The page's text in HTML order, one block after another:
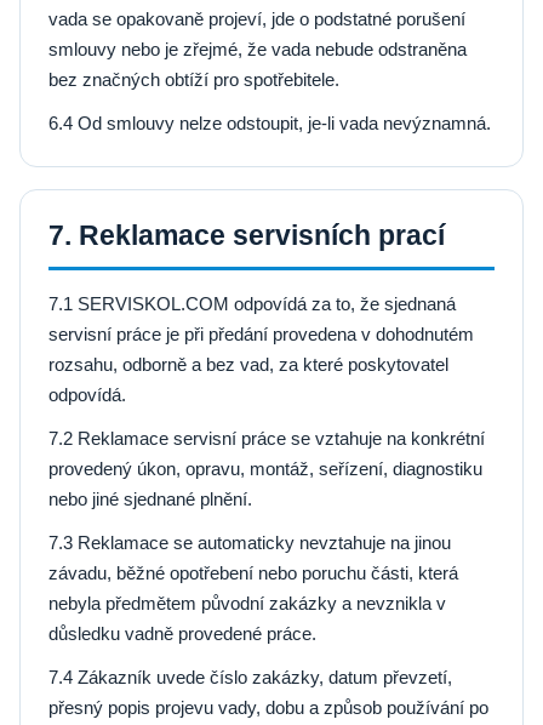
vada se opakovaně projeví, jde o podstatné porušení
smlouvy nebo je zřejmé, že vada nebude odstraněna
bez značných obtíží pro spotřebitele.
6.4 Od smlouvy nelze odstoupit, je-li vada nevýznamná.
7. Reklamace servisních prací
7.1 SERVISKOL.COM odpovídá za to, že sjednaná
servisní práce je při předání provedena v dohodnutém
rozsahu, odborně a bez vad, za které poskytovatel
odpovídá.
7.2 Reklamace servisní práce se vztahuje na konkrétní
provedený úkon, opravu, montáž, seřízení, diagnostiku
nebo jiné sjednané plnění.
7.3 Reklamace se automaticky nevztahuje na jinou
závadu, běžné opotřebení nebo poruchu části, která
nebyla předmětem původní zakázky a nevznikla v
důsledku vadně provedené práce.
7.4 Zákazník uvede číslo zakázky, datum převzetí,
přesný popis projevu vady, dobu a způsob používání po